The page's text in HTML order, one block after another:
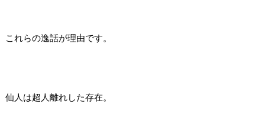
これらの逸話が理由です。
仙人は超人離れした存在。